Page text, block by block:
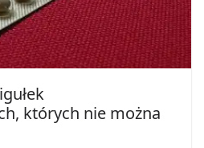
których nie można